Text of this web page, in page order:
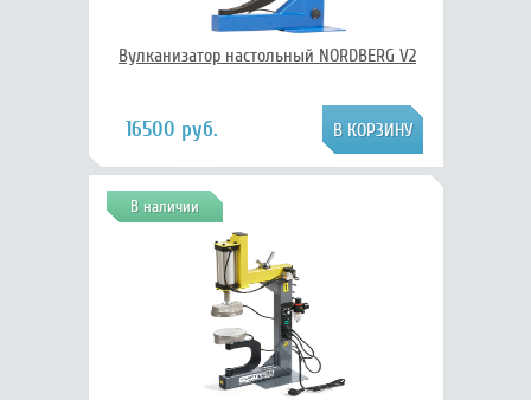
Вулканизатор настольный NORDBERG V2
16500 руб.
В наличии